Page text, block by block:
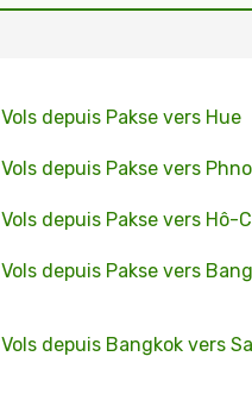
Vols depuis Pakse vers Hue
Vols depuis Pakse vers
Vols depuis Pakse vers Hô-
Vols depuis Pakse vers
Vols depuis Bangkok vers